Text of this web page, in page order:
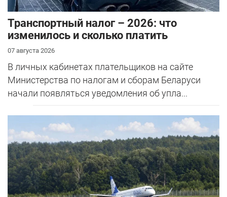
Транспортный налог – 2026: что
изменилось и сколько платить
07 августа 2026
В личных кабинетах плательщиков на сайте
Министерства по налогам и сборам Беларуси
начали появляться уведомления об упла...